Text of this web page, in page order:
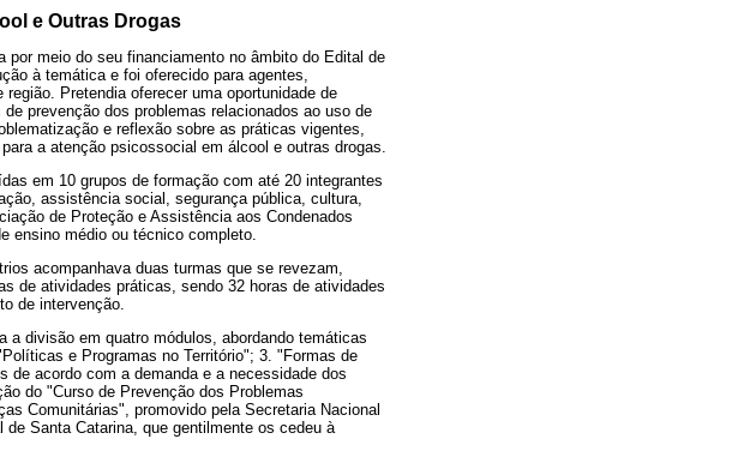
e Outras Drogas
meio do seu financiamento no âmbito do Edital de
à temática e foi oferecido para agentes,
Pretendia oferecer uma oportunidade de
prevenção dos problemas relacionados ao uso de
e reflexão sobre as práticas vigentes,
a atenção psicossocial em álcool e outras drogas.
em 10 grupos de formação com até 20 integrantes
assistência social, segurança pública, cultura,
de Proteção e Assistência aos Condenados
ensino médio ou técnico completo.
acompanhava duas turmas que se revezam,
de atividades práticas, sendo 32 horas de atividades
de intervenção.
divisão em quatro módulos, abordando temáticas
e Programas no Território"; 3. "Formas de
de acordo com a demanda e a necessidade dos
do "Curso de Prevenção dos Problemas
Comunitárias", promovido pela Secretaria Nacional
Santa Catarina, que gentilmente os cedeu à